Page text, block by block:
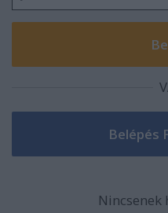
Nincsenek